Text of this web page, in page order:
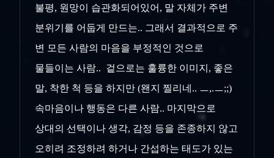
불평, 원망이 습관화되어있어, 말 자체가 주변
분위기를 어둡게 만드는.. 그래서 결과적으로 주
변 모든 사람의 마음을 부정적인 것으로
물들이는 사람.. 겉으로는 훌륭한 이미지, 좋은
말, 착한 척 등을 하지만 (왠지 찔리네.. ㅡ,.ㅡ;;)
속마음이나 행동은 다른 사람.. 마지막으로
상대의 선택이나 생각, 감정 등을 존종하지 않고
오히려 조정하려 하거나 간섭하는 태도가 있는